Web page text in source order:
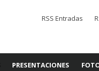
RSS Entradas
PRESENTACIONES